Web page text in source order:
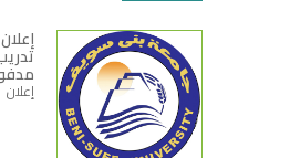
إعلان